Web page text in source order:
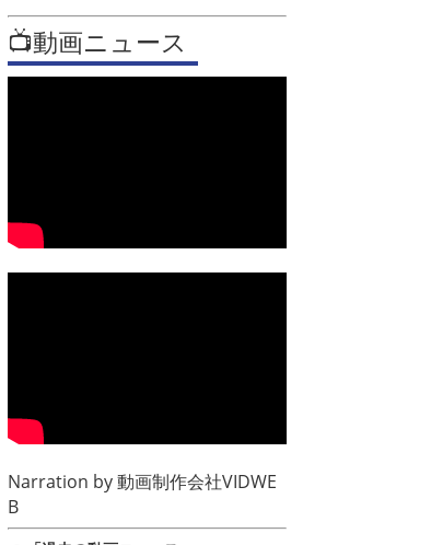
📺動画ニュース
Narration by動画制作会社VIDWE
B